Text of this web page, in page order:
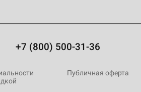
+7 (800) 500-31-36
Публичная оферта